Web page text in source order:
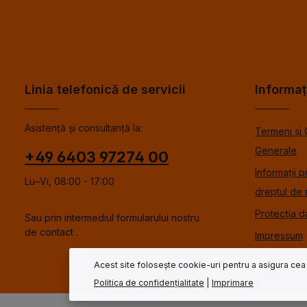
Linia telefonică de servicii
Asistență și consultanță la:
+49 6403 97274 00
Lu–Vi, 08:00 - 17:00
Sau prin intermediul formularului nostru
de contact .
Termeni și
Generale
Informații
dreptul de
Protecția
Impressum
Acest site folosește cookie-uri pentru a asigura
Politica de confidențialitate
Imprimare